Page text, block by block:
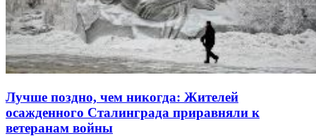
Лучше поздно, чем никогда: Жителей
осажденного Сталинграда приравняли к
ветеранам войны